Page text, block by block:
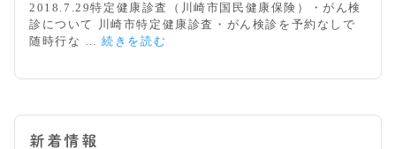
2018.7.29特定健康診査（川崎市国民健康保険）・がん検
診について 川崎市特定健康診査・がん検診を予約なしで
随時行な …続きを読む
新着情報